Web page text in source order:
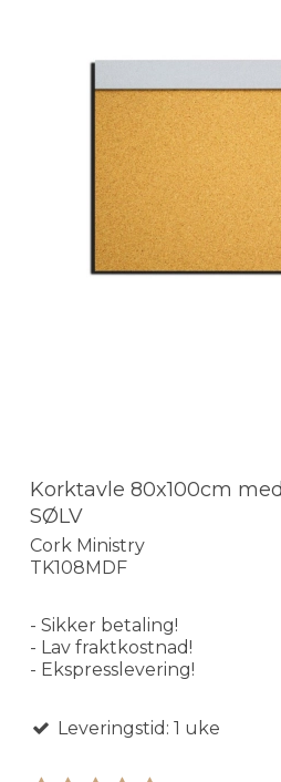
Korktavle 80x100cm
SØLV
Cork Ministry
TK108MDF
- Sikker betaling!
- Lav fraktkostnad!
- Ekspresslevering!
Leveringstid: 1 uke